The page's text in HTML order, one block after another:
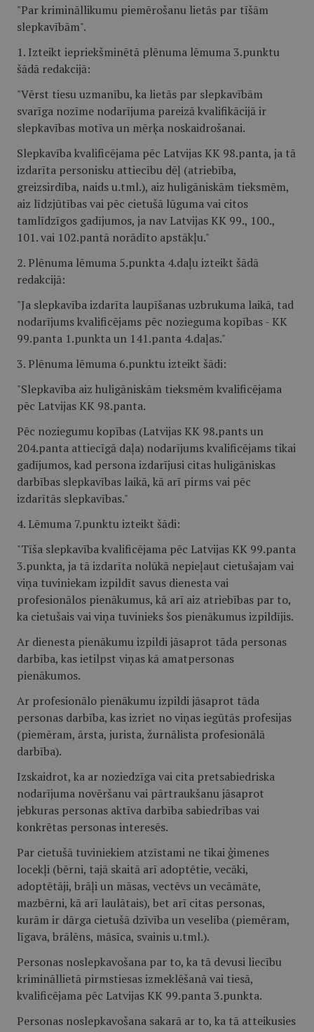
"Par krimināllikumu piemērošanu lietās par tīšām
slepkavībām".
1. Izteikt iepriekšminētā plēnuma lēmuma 3.punktu
šādā redakcijā:
"Vērst tiesu uzmanību, ka lietās par slepkavībām
svarīga nozīme nodarījuma pareizā kvalifikācijā ir
slepkavības motīva un mērķa noskaidrošanai.
Slepkavība kvalificējama pēc Latvijas KK 98.panta, ja tā
izdarīta personisku attiecību dēļ (atriebība,
greizsirdība, naids u.tml.), aiz huligāniskām tieksmēm,
aiz līdzjūtības vai pēc cietušā lūguma vai citos
tamlīdzīgos gadījumos, ja nav Latvijas KK 99., 100.,
101. vai 102.pantā norādīto apstākļu."
2. Plēnuma lēmuma 5.punkta 4.daļu izteikt šādā
redakcijā:
"Ja slepkavība izdarīta laupīšanas uzbrukuma laikā, tad
nodarījums kvalificējams pēc nozieguma kopības - KK
99.panta 1.punkta un 141.panta 4.daļas."
3. Plēnuma lēmuma 6.punktu izteikt šādi:
"Slepkavība aiz huligāniskām tieksmēm kvalificējama
pēc Latvijas KK 98.panta.
Pēc noziegumu kopības (Latvijas KK 98.pants un
204.panta attiecīgā daļa) nodarījums kvalificējams tikai
gadījumos, kad persona izdarījusi citas huligāniskas
darbības slepkavības laikā, kā arī pirms vai pēc
izdarītās slepkavības."
4. Lēmuma 7.punktu izteikt šādi:
"Tīša slepkavība kvalificējama pēc Latvijas KK 99.panta
3.punkta, ja tā izdarīta nolūkā nepieļaut cietušajam vai
viņa tuviniekam izpildīt savus dienesta vai
profesionālos pienākumus, kā arī aiz atriebības par to,
ka cietušais vai viņa tuvinieks šos pienākumus izpildījis.
Ar dienesta pienākumu izpildi jāsaprot tāda personas
darbība, kas ietilpst viņas kā amatpersonas
pienākumos.
Ar profesionālo pienākumu izpildi jāsaprot tāda
personas darbība, kas izriet no viņas iegūtās profesijas
(piemēram, ārsta, jurista, žurnālista profesionālā
darbība).
Izskaidrot, ka ar noziedzīga vai cita pretsabiedriska
nodarījuma novēršanu vai pārtraukšanu jāsaprot
jebkuras personas aktīva darbība sabiedrības vai
konkrētas personas interesēs.
Par cietušā tuviniekiem atzīstami ne tikai ģimenes
locekļi (bērni, tajā skaitā arī adoptētie, vecāki,
adoptētāji, brāļi un māsas, vectēvs un vecāmāte,
mazbērni, kā arī laulātais), bet arī citas personas,
kurām ir dārga cietušā dzīvība un veselība (piemēram,
līgava, brālēns, māsīca, svainis u.tml.).
Personas noslepkavošana par to, ka tā devusi liecību
krimināllietā pirmstiesas izmeklēšanā vai tiesā,
kvalificējama pēc Latvijas KK 99.panta 3.punkta.
Personas noslepkavošana sakarā ar to, ka tā atteikusies